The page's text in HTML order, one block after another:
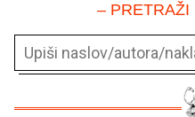
– PRETRAŽI